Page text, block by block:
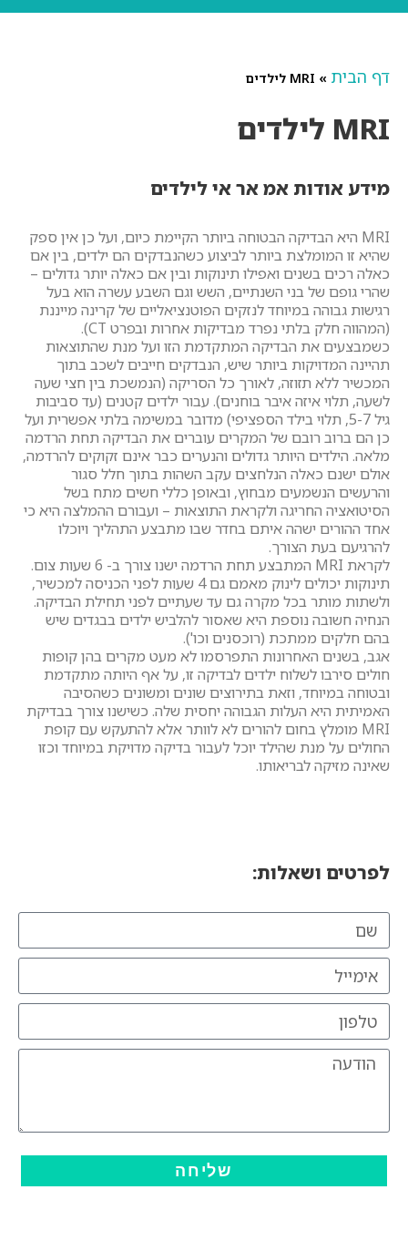
דף הבית » MRI לילדים
MRI לילדים
מידע אודות אמ אר אי לילדים
MRI היא הבדיקה הבטוחה ביותר הקיימת כיום, ועל כן אין ספק
שהיא זו המומלצת ביותר לביצוע כשהנבדקים הם ילדים, בין אם
כאלה רכים בשנים ואפילו תינוקות ובין אם כאלה יותר גדולים –
שהרי גופם של בני השנתיים, השש וגם השבע עשרה הוא בעל
רגישות גבוהה במיוחד לנזקים הפוטנציאליים של קרינה מייננת
(המהווה חלק בלתי נפרד מבדיקות אחרות ובפרט CT).
כשמבצעים את הבדיקה המתקדמת הזו ועל מנת שהתוצאות
תהיינה המדויקות ביותר שיש, הנבדקים חייבים לשכב בתוך
המכשיר ללא תזוזה, לאורך כל הסריקה (הנמשכת בין חצי שעה
לשעה, תלוי איזה איבר בוחנים). עבור ילדים קטנים (עד סביבות
גיל 5-7, תלוי בילד הספציפי) מדובר במשימה בלתי אפשרית ועל
כן הם ברוב רובם של המקרים עוברים את הבדיקה תחת הרדמה
מלאה. הילדים היותר גדולים והנערים כבר אינם זקוקים להרדמה,
אולם ישנם כאלה הנלחצים עקב השהות בתוך חלל סגור
והרעשים הנשמעים מבחוץ, ובאופן כללי חשים מתח בשל
הסיטואציה החריגה ולקראת התוצאות – ועבורם ההמלצה היא כי
אחד ההורים ישהה איתם בחדר שבו מתבצע התהליך ויוכלו
להרגיעם בעת הצורך.
לקראת MRI המתבצע תחת הרדמה ישנו צורך ב- 6 שעות צום.
תינוקות יכולים לינוק מאמם גם 4 שעות לפני הכניסה למכשיר,
ולשתות מותר בכל מקרה גם עד שעתיים לפני תחילת הבדיקה.
הנחיה חשובה נוספת היא שאסור להלביש ילדים בבגדים שיש
בהם חלקים ממתכת (רוכסנים וכו').
אגב, בשנים האחרונות התפרסמו לא מעט מקרים בהן קופות
חולים סירבו לשלוח ילדים לבדיקה זו, על אף היותה מתקדמת
ובטוחה במיוחד, וזאת בתירוצים שונים ומשונים כשהסיבה
האמיתית היא העלות הגבוהה יחסית שלה. כשישנו צורך בבדיקת
MRI מומלץ בחום להורים לא לוותר אלא להתעקש עם קופת
החולים על מנת שהילד יוכל לעבור בדיקה מדויקת במיוחד וכזו
שאינה מזיקה לבריאותו.
לפרטים ושאלות:
שליחה